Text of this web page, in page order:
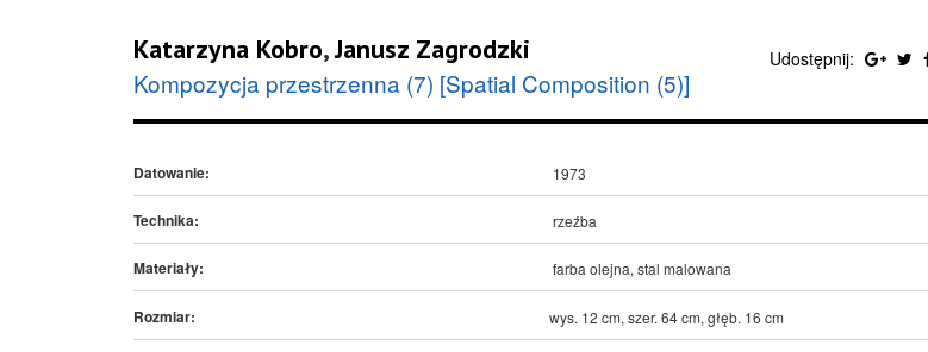
Katarzyna Kobro,Janusz Zagrodzki
Kompozycja przestrzenna (7) [Spatial Composition (5)]
Udostępnij:
Datowanie: 1973
Technika: rzeźba
Materiały: farba olejna, stal malowana
Rozmiar: wys. 12 cm, szer. 64 cm, głęb. 16 cm